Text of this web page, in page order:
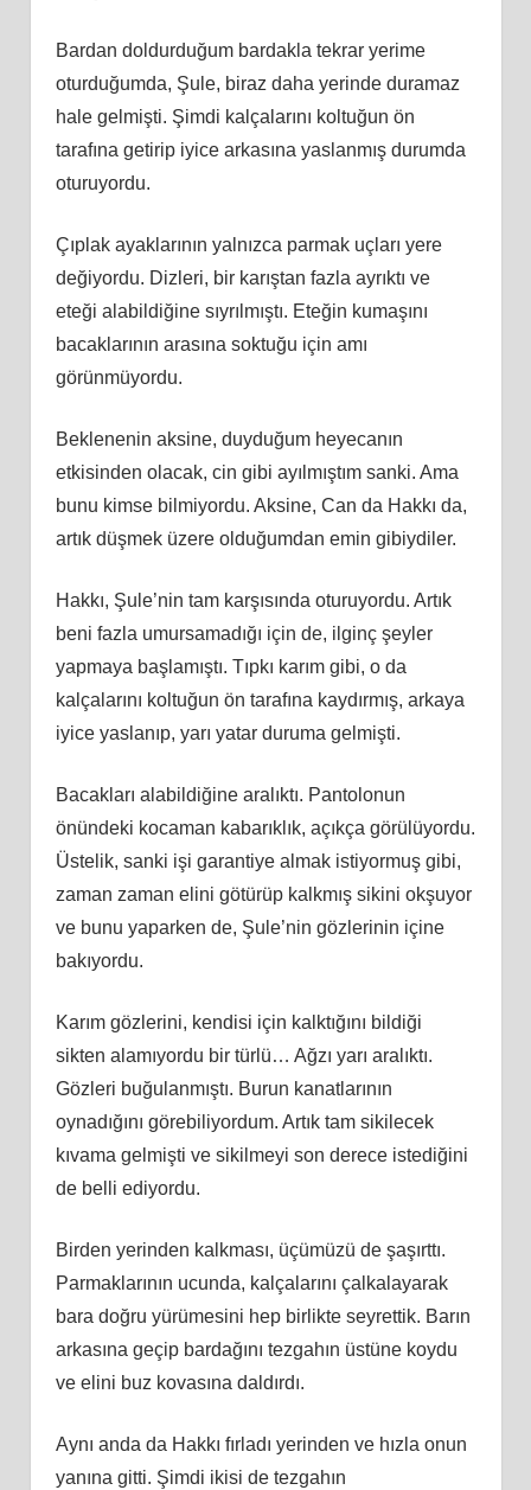
Bardan doldurduğum bardakla tekrar yerime
oturduğumda, Şule, biraz daha yerinde duramaz
hale gelmişti. Şimdi kalçalarını koltuğun ön
tarafına getirip iyice arkasına yaslanmış durumda
oturuyordu.
Çıplak ayaklarının yalnızca parmak uçları yere
değiyordu. Dizleri, bir karıştan fazla ayrıktı ve
eteği alabildiğine sıyrılmıştı. Eteğin kumaşını
bacaklarının arasına soktuğu için amı
görünmüyordu.
Beklenenin aksine, duyduğum heyecanın
etkisinden olacak, cin gibi ayılmıştım sanki. Ama
bunu kimse bilmiyordu. Aksine, Can da Hakkı da,
artık düşmek üzere olduğumdan emin gibiydiler.
Hakkı, Şule’nin tam karşısında oturuyordu. Artık
beni fazla umursamadığı için de, ilginç şeyler
yapmaya başlamıştı. Tıpkı karım gibi, o da
kalçalarını koltuğun ön tarafına kaydırmış, arkaya
iyice yaslanıp, yarı yatar duruma gelmişti.
Bacakları alabildiğine aralıktı. Pantolonun
önündeki kocaman kabarıklık, açıkça görülüyordu.
Üstelik, sanki işi garantiye almak istiyormuş gibi,
zaman zaman elini götürüp kalkmış sikini okşuyor
ve bunu yaparken de, Şule’nin gözlerinin içine
bakıyordu.
Karım gözlerini, kendisi için kalktığını bildiği
sikten alamıyordu bir türlü… Ağzı yarı aralıktı.
Gözleri buğulanmıştı. Burun kanatlarının
oynadığını görebiliyordum. Artık tam sikilecek
kıvama gelmişti ve sikilmeyi son derece istediğini
de belli ediyordu.
Birden yerinden kalkması, üçümüzü de şaşırttı.
Parmaklarının ucunda, kalçalarını çalkalayarak
bara doğru yürümesini hep birlikte seyrettik. Barın
arkasına geçip bardağını tezgahın üstüne koydu
ve elini buz kovasına daldırdı.
Aynı anda da Hakkı fırladı yerinden ve hızla onun
yanına gitti. Şimdi ikisi de tezgahın